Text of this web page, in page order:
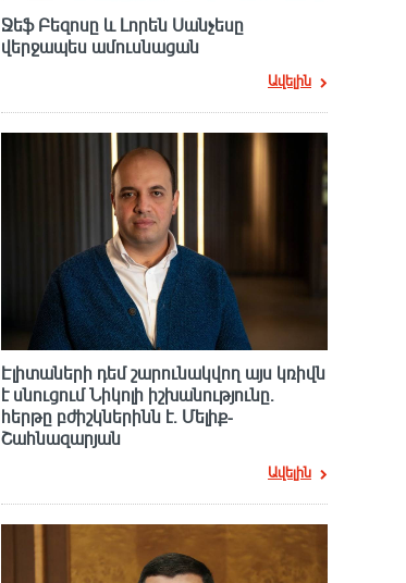
Ջեֆ Բեզոսը և Լորեն Սանչեսը
վերջապես ամուսնացան
Ավելին
Էլիտաների դեմ շարունակվող այս կռիվն
է սնուցում Նիկոլի իշխանությունը.
հերթը բժիշկներինն է. Մելիք-
Շահնազարյան
Ավելին